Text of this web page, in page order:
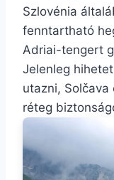
Szlovénia
fenntartható
Adriai-tengert
Jelenleg
utazni,
réteg